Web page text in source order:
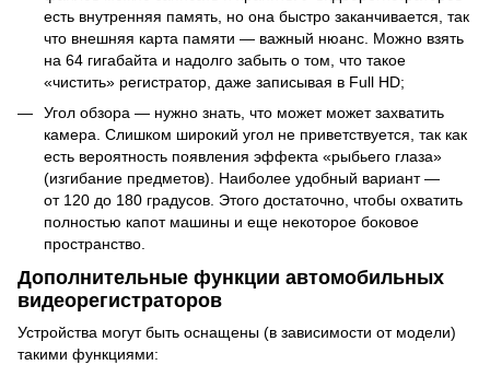
есть внутренняя память, но она быстро заканчивается, так
что внешняя карта памяти — важный нюанс. Можно взять
на 64 гигабайта и надолго забыть о том, что такое
«чистить» регистратор, даже записывая в Full HD;
Угол обзора — нужно знать, что может может захватить
камера. Слишком широкий угол не приветствуется, так как
есть вероятность появления эффекта «рыбьего глаза»
(изгибание предметов). Наиболее удобный вариант —
от 120 до 180 градусов. Этого достаточно, чтобы охватить
полностью капот машины и еще некоторое боковое
пространство.
Дополнительные функции автомобильных
видеорегистраторов
Устройства могут быть оснащены (в зависимости от модели)
такими функциями: